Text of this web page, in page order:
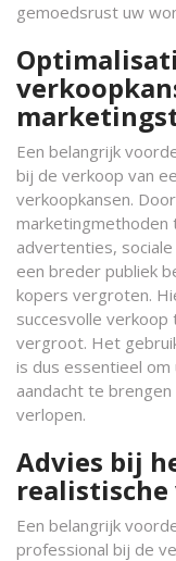
gemoedsrust uw
Een belangrijk
bij de verkoop van
verkoopkansen.
marketingmethoden
advertenties,
een breder publiek
kopers vergroten.
succesvolle
vergroot. Het
is dus essentieel
aandacht te
verlopen.
Advies bij
Een belangrijk
professional bij de